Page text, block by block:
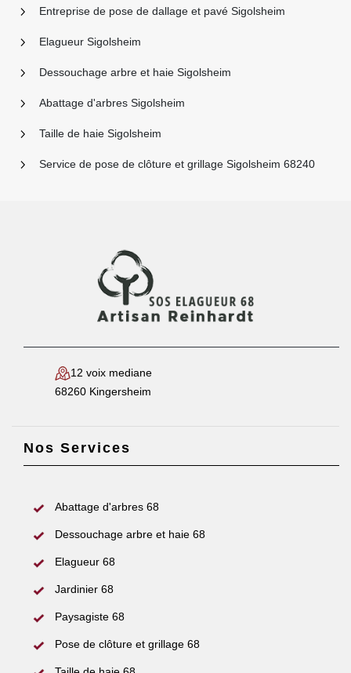
Entreprise de pose de dallage et pavé Sigolsheim
Elagueur Sigolsheim
Dessouchage arbre et haie Sigolsheim
Abattage d'arbres Sigolsheim
Taille de haie Sigolsheim
Service de pose de clôture et grillage Sigolsheim 68240
12 voix mediane
68260 Kingersheim
Nos Services
Abattage d'arbres 68
Dessouchage arbre et haie 68
Elagueur 68
Jardinier 68
Paysagiste 68
Pose de clôture et grillage 68